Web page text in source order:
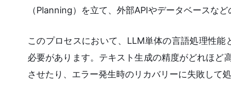
（Planning）を立て、外部APIやデータベースな
このプロセスにおいて、LLM単体の言語処理性
必要があります。テキスト生成の精度がどれほど
させたり、エラー発生時のリカバリーに失敗して